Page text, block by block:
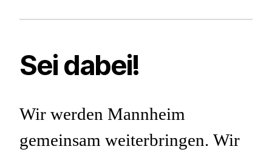
Sei dabei!
Wir werden Mannheim
gemeinsam weiterbringen. Wir